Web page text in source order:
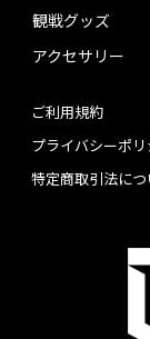
観戦グッズ
アクセサリー
ご利用規約
プライバシーポリ
特定商取引法に